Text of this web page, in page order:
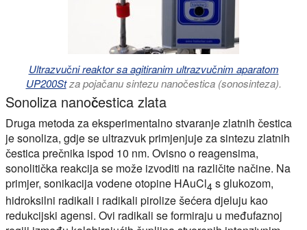
Ultrazvučni reaktor sa agitiranim ultrazvučnim aparatom
UP200Stza pojačanu sintezu nanočestica (sonosinteza).
Sonoliza nanočestica zlata
Druga metoda za eksperimentalno stvaranje zlatnih čestica
je sonoliza, gdje se ultrazvuk primjenjuje za sintezu zlatnih
čestica prečnika ispod 10 nm. Ovisno o reagensima,
sonolitička reakcija se može izvoditi na različite načine. Na
primjer, sonikacija vodene otopine HAuCl4 s glukozom,
hidroksilni radikali i radikali pirolize šećera djeluju kao
redukcijski agensi. Ovi radikali se formiraju u međufaznoj